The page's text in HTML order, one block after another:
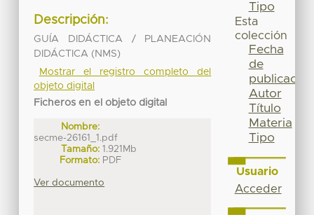
Descripción:
GUÍA DIDÁCTICA / PLANEACIÓN
DIDÁCTICA (NMS)
Mostrar el registro completo del
objeto digital
Ficheros en el objeto digital
Nombre:
secme-26161_1.pdf
Tamaño: 1.921Mb
Formato: PDF
Ver documento
Tipo
Esta
colección
Fecha
de
publicación
Autor
Título
Materia
Tipo
Usuario
Acceder